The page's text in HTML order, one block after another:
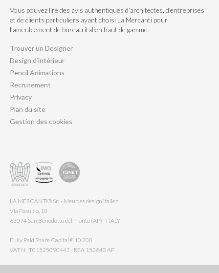
Vous pouvez lire des avis authentiques d'architectes, d'entreprises
et de clients particuliers ayant choisi La Mercanti pour
l’ameublement de bureau italien haut de gamme.
Trouver un Designer
Design d’intérieur
Pencil Animations
Recrutement
Privacy
Plan du site
Gestion des cookies
LA MERCANTI® Srl - Meubles design italien
Via Pasubio, 10
63074 San Benedetto del Tronto (AP) - ITALY
Fully Paid Share Capital € 10.200
VAT N. IT01525090443 - REA 152843 AP